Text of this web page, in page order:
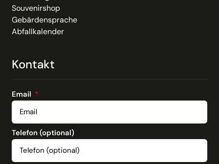
Souvenirshop
Gebärdensprache
Abfallkalender
Kontakt
Email
Telefon (optional)